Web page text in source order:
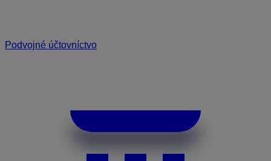
Podvojné účtovníctvo